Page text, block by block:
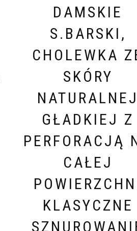
DAMSKIE
S.BARSKI,
CHOLEWKA
SKÓRY
NATURALNEJ
GŁADKIEJ Z
PERFORACJĄ
CAŁEJ
KLASYCZNE